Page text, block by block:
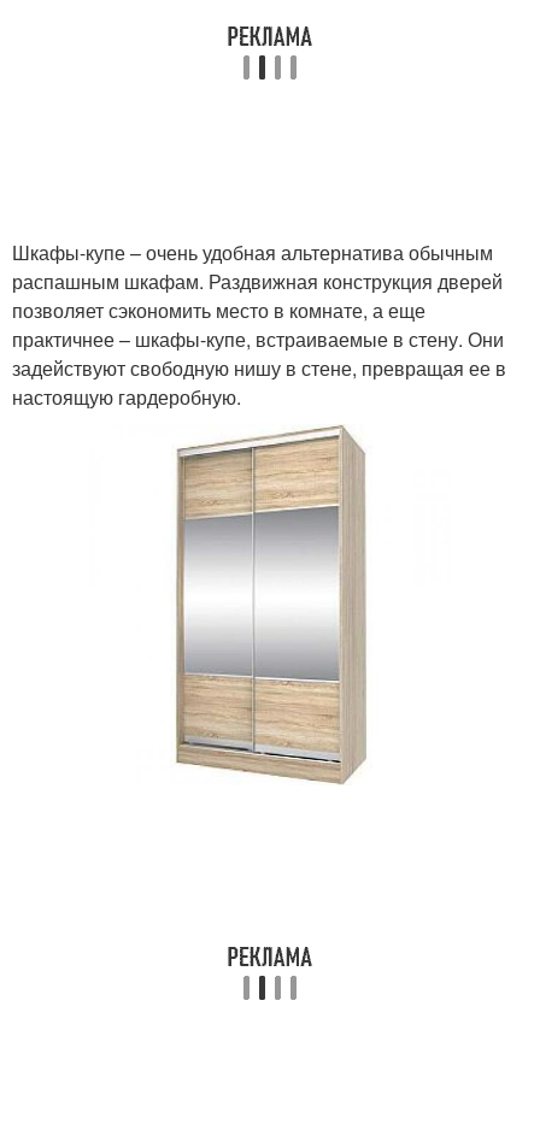
Шкафы-купе – очень удобная альтернатива обычным
распашным шкафам. Раздвижная конструкция дверей
позволяет сэкономить место в комнате, а еще
практичнее – шкафы-купе, встраиваемые в стену. Они
задействуют свободную нишу в стене, превращая ее в
настоящую гардеробную.